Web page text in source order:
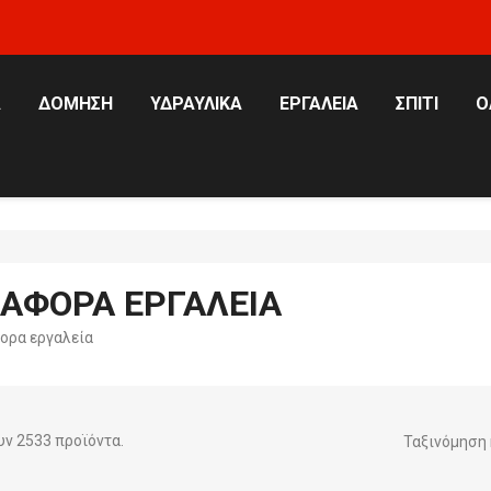
ΔΌΜΗΣΗ ΥΔΡΑΥΛΙΚΆ ΕΡΓΑΛΕΊΑ ΣΠΊΤΙ
ΕΡΓΑΛΕΊΑ
εργαλεία
2533 προϊόντα. Ταξινόμηση